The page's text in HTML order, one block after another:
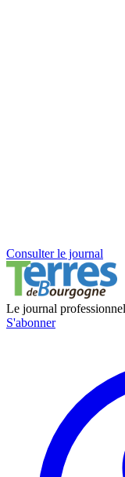
Consulter le journal
Le journal
S'abonner